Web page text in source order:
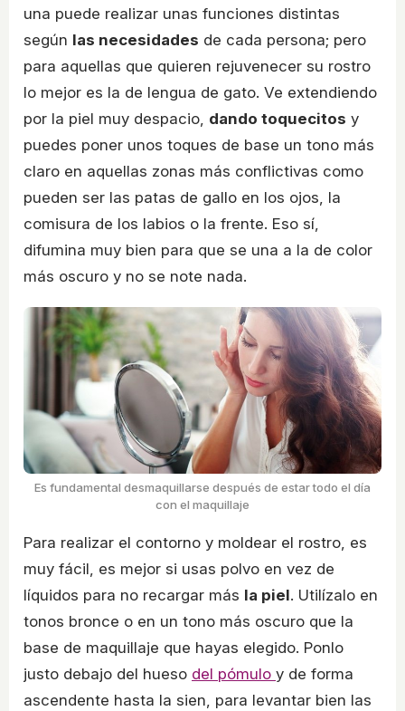
una puede realizar unas funciones distintas
según las necesidades de cada persona; pero
para aquellas que quieren rejuvenecer su rostro
lo mejor es la de lengua de gato. Ve extendiendo
por la piel muy despacio, dando toquecitos y
puedes poner unos toques de base un tono más
claro en aquellas zonas más conflictivas como
pueden ser las patas de gallo en los ojos, la
comisura de los labios o la frente. Eso sí,
difumina muy bien para que se una a la de color
más oscuro y no se note nada.
Es fundamental desmaquillarse después de estar todo el día
con el maquillaje
Para realizar el contorno y moldear el rostro, es
muy fácil, es mejor si usas polvo en vez de
líquidos para no recargar más la piel. Utilízalo en
tonos bronce o en un tono más oscuro que la
base de maquillaje que hayas elegido. Ponlo
justo debajo del hueso del pómulo y de forma
ascendente hasta la sien, para levantar bien las